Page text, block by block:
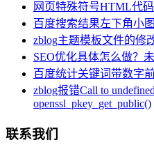
网页特殊符号HTML代
百度搜索结果左下角小
zblog主题模板文件的修
SEO优化具体怎么做？
百度统计关键词带数字
zblog报错Call to
openssl_pkey_get_public()
联系我们